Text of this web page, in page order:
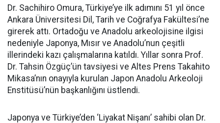
Dr. Sachihiro Omura, Türkiye’ye ilk adımını 51 yıl önce
Ankara Üniversitesi Dil, Tarih ve Coğrafya Fakültesi’ne
girerek attı. Ortadoğu ve Anadolu arkeolojisine ilgisi
nedeniyle Japonya, Mısır ve Anadolu’nun çeşitli
illerindeki kazı çalışmalarına katıldı. Yıllar sonra Prof.
Dr. Tahsin Özgüç’ün tavsiyesi ve Altes Prens Takahito
Mikasa’nın onayıyla kurulan Japon Anadolu Arkeoloji
Enstitüsü’nün başkanlığını üstlendi.
Japonya ve Türkiye’den ‘Liyakat Nişanı’ sahibi olan Dr.